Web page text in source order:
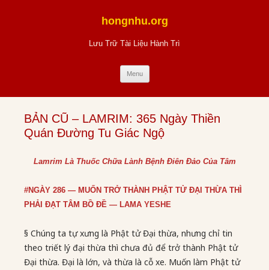
hongnhu.org
Lưu Trữ Tài Liệu Hành Trì
Menu
BẢN CŨ – LAMRIM: 365 Ngày Thiền
Quán Đường Tu Giác Ngộ
Lamrim Là Thuốc Chữa Lành Bệnh Điên Đảo Của Tâm
#NGÀY 286 — MUỐN TRỞ THÀNH PHẬT TỬ ĐẠI THỪA THÌ
PHẢI ĐẠT TÂM BỒ ĐỀ — LAMA YESHE
§ Chúng ta tự xưng là Phật tử Đại thừa, nhưng chỉ tin
theo triết lý đại thừa thì chưa đủ để trở thành Phật tử
Đại thừa. Đại là lớn, và thừa là cỗ xe. Muốn làm Phật tử